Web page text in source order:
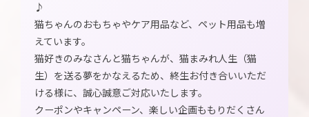
♪
猫ちゃんのおもちゃやケア用品など、ペット用品も増
えています。
猫好きのみなさんと猫ちゃんが、猫まみれ人生（猫
生）を送る夢をかなえるため、終生お付き合いいただ
ける様に、誠心誠意ご対応いたします。
クーポンやキャンペーン、楽しい企画ももりだくさん